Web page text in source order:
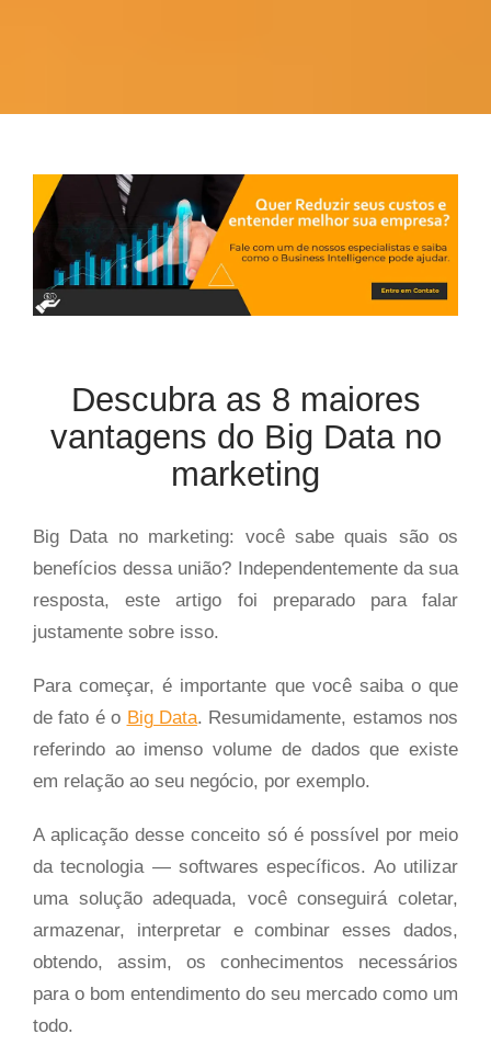
Descubra as 8 maiores
vantagens do Big Data no
marketing
Big Data no marketing: você sabe quais são os
benefícios dessa união? Independentemente da sua
resposta, este artigo foi preparado para falar
justamente sobre isso.
Para começar, é importante que você saiba o que
de fato é o Big Data. Resumidamente, estamos nos
referindo ao imenso volume de dados que existe
em relação ao seu negócio, por exemplo.
A aplicação desse conceito só é possível por meio
da tecnologia — softwares específicos. Ao utilizar
uma solução adequada, você conseguirá coletar,
armazenar, interpretar e combinar esses dados,
obtendo, assim, os conhecimentos necessários
para o bom entendimento do seu mercado como um
todo.